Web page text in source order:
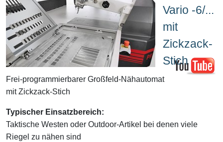
Vario -6/...
mit
Zickzack-
Stich
Frei-programmierbarer Großfeld-Nähautomat
mit Zickzack-Stich
Typischer Einsatzbereich:
Taktische Westen oder Outdoor-Artikel bei denen viele
Riegel zu nähen sind